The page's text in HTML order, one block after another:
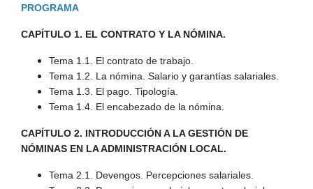
PROGRAMA
CAPÍTULO 1. EL CONTRATO Y LA NÓMINA.
Tema 1.1. El contrato de trabajo.
Tema 1.2. La nómina. Salario y garantías salariales.
Tema 1.3. El pago. Tipología.
Tema 1.4. El encabezado de la nómina.
CAPÍTULO 2. INTRODUCCIÓN A LA GESTIÓN DE
NÓMINAS EN LA ADMINISTRACIÓN LOCAL.
Tema 2.1. Devengos. Percepciones salariales.